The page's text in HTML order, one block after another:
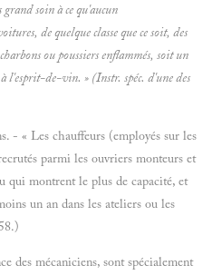
soin à ce qu'aucun
de quelque classe que ce soit, des
ou poussiers enflammés, soit un
l'esprit-de-vin. » (Instr. spéc. d'une des
- « Les chauffeurs (employés sur les
parmi les ouvriers monteurs et
qui montrent le plus de capacité, et
un an dans les ateliers ou les
des mécaniciens, sont spécialement